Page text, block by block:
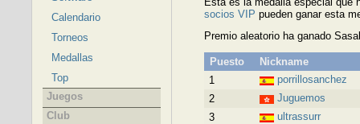
Calendario
Torneos
Medallas
Top
Juegos
Club
socios VIP pueden ganar esta
Premio aleatorio ha ganado
Puesto
Nickname
1
porrillosanchez
2
Juguemos
3
ultrassurr